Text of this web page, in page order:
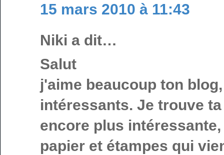
15 mars 2010 à 11:43
Niki a dit…
Salut
j'aime beaucoup ton
intéressants. Je trouve
encore plus
papier et étampes qui